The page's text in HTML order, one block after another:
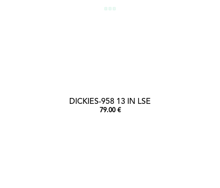
DICKIES-958 13 IN LSE
79.00 €